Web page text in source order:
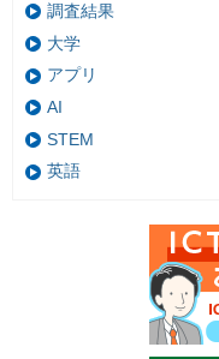
調査結果
大学
アプリ
AI
STEM
英語